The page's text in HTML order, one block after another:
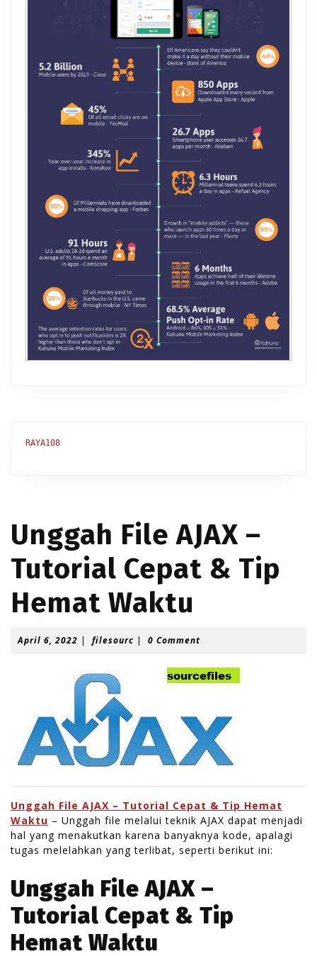
RAYA108
Unggah File AJAX –
Tutorial Cepat & Tip
Hemat Waktu
April 6, 2022 A
i
2
0
2
2
| filesourcf
u
r
c
| 0 Comment
Unggah File AJAX – Tutorial Cepat & Tip Hemat
Waktu – Unggah file melalui teknik AJAX dapat menjadi
hal yang menakutkan karena banyaknya kode, apalagi
tugas melelahkan yang terlibat, seperti berikut ini:
Unggah File AJAX –
Tutorial Cepat & Tip
Hemat Waktu